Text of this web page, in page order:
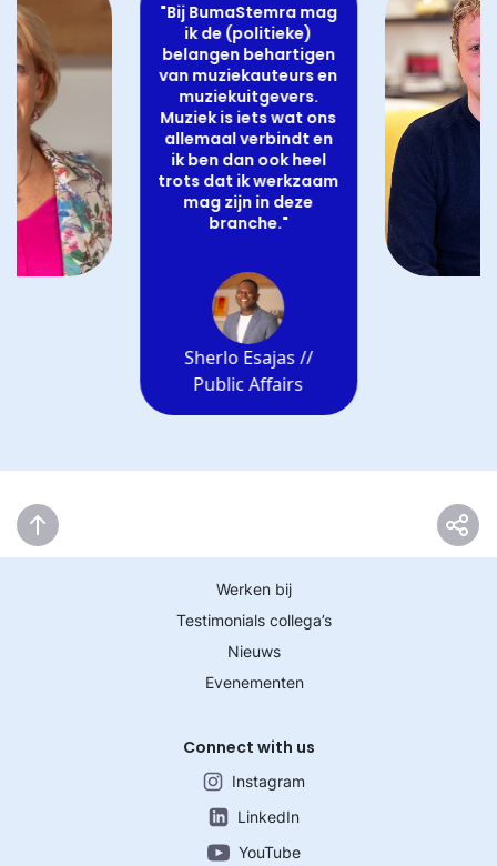
"Bij BumaStemra mag
ik de (politieke)
belangen behartigen
van muziekauteurs en
muziekuitgevers.
Muziek is iets wat ons
allemaal verbindt en
ik ben dan ook heel
trots dat ik werkzaam
mag zijn in deze
branche."
Sherlo Esajas //
Public Affairs
Werken bij
Testimonials collega’s
Nieuws
Evenementen
Connect with us
Instagram
LinkedIn
YouTube